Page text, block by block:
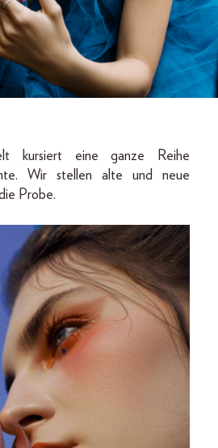
kursiert eine ganze Reihe
Wir stellen alte und neue
Probe.